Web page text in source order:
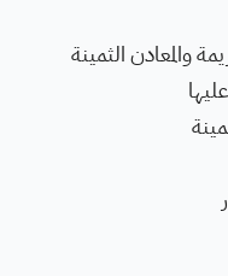
والمعادن الثمينة